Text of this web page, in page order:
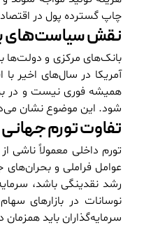
چاپ گسترده پول در اقتصاد
نقش سیاست‌های
بانک‌های مرکزی و دولت‌ها
آمریکا در سال‌های اخیر
همیشه فوری نیست و در
شود. این موضوع نشان
تفاوت تورم جهانی
تورم داخلی معمولاً ناشی
عوامل فراملی و
رشد نقدینگی باشد،
نوسانات در بازارهای
سرمایه‌گذاران باید